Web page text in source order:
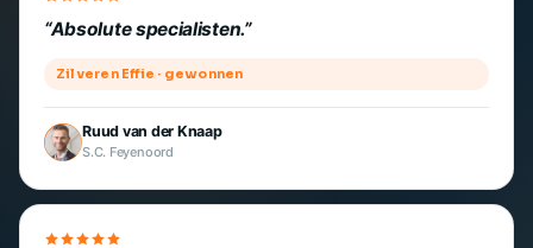
Absolute specialisten.
Zilveren Effie · gewonnen
Ruud van der Knaap
S.C. Feyenoord